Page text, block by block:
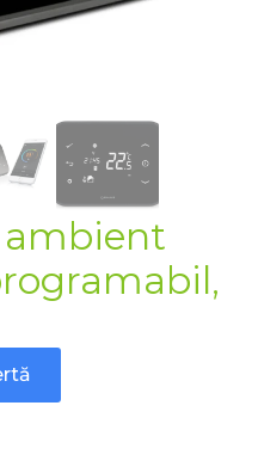
ambient